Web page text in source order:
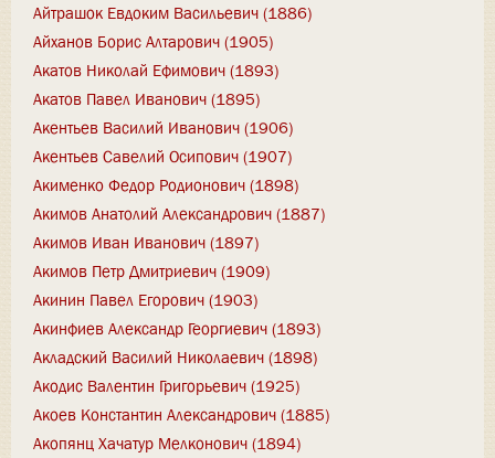
Айтрашок Евдоким Васильевич (1886)
Айханов Борис Алтарович (1905)
Акатов Николай Ефимович (1893)
Акатов Павел Иванович (1895)
Акентьев Василий Иванович (1906)
Акентьев Савелий Осипович (1907)
Акименко Федор Родионович (1898)
Акимов Анатолий Александрович (1887)
Акимов Иван Иванович (1897)
Акимов Петр Дмитриевич (1909)
Акинин Павел Егорович (1903)
Акинфиев Александр Георгиевич (1893)
Акладский Василий Николаевич (1898)
Акодис Валентин Григорьевич (1925)
Акоев Константин Александрович (1885)
Акопянц Хачатур Мелконович (1894)